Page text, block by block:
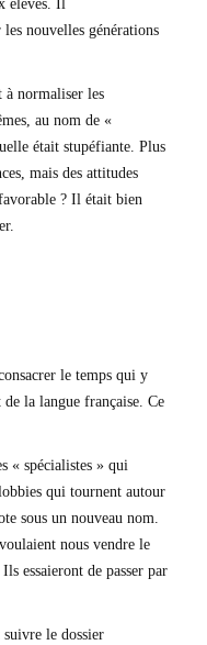
élèves. Il
nouvelles générations
à normaliser les
au nom de «
était stupéfiante. Plus
mais des attitudes
? Il était bien
le temps qui y
la langue française. Ce
« spécialistes » qui
qui tournent autour
sous un nouveau nom.
nous vendre le
essaieront de passer par
le dossier